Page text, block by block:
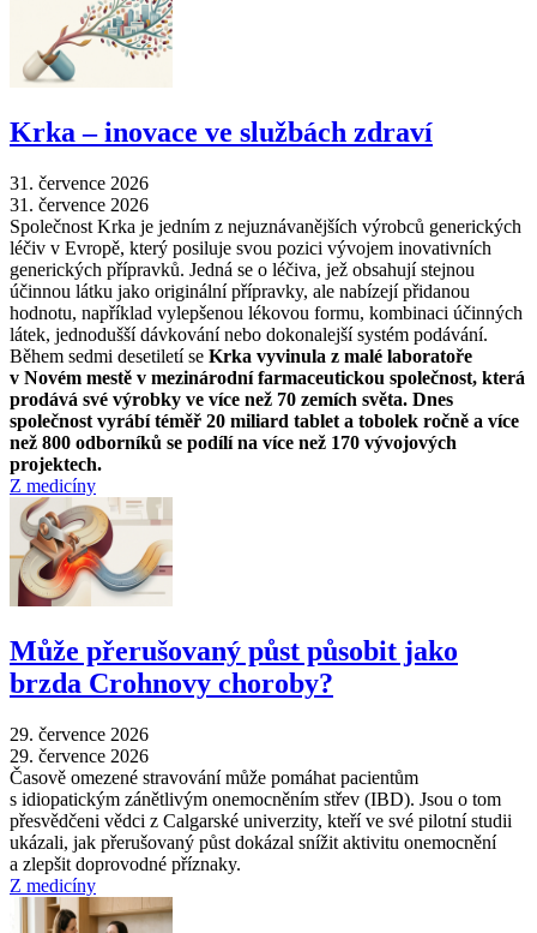
Krka –⁠ inovace ve službách zdraví
31. července 2026
31. července 2026
Společnost Krka je jedním z nejuznávanějších výrobců generických
léčiv v Evropě, který posiluje svou pozici vývojem inovativních
generických přípravků. Jedná se o léčiva, jež obsahují stejnou
účinnou látku jako originální přípravky, ale nabízejí přidanou
hodnotu, například vylepšenou lékovou formu, kombinaci účinných
látek, jednodušší dávkování nebo dokonalejší systém podávání.
Během sedmi desetiletí se Krka vyvinula z malé laboratoře
v Novém mestě v mezinárodní farmaceutickou společnost, která
prodává své výrobky ve více než 70 zemích světa. Dnes
společnost vyrábí téměř 20 miliard tablet a tobolek ročně a více
než 800 odborníků se podílí na více než 170 vývojových
projektech.
Z medicíny
Může přerušovaný půst působit jako
brzda Crohnovy choroby?
29. července 2026
29. července 2026
Časově omezené stravování může pomáhat pacientům
s idiopatickým zánětlivým onemocněním střev (IBD). Jsou o tom
přesvědčeni vědci z Calgarské univerzity, kteří ve své pilotní studii
ukázali, jak přerušovaný půst dokázal snížit aktivitu onemocnění
a zlepšit doprovodné příznaky.
Z medicíny